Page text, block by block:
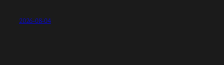
2026-08-04